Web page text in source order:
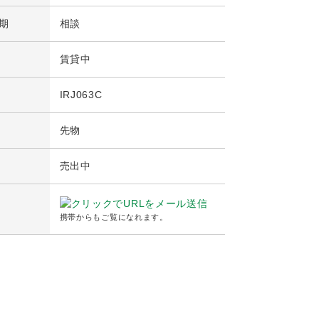
相談
賃貸中
IRJ063C
先物
売出中
携帯からもご覧になれます。